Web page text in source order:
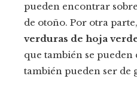
pueden encontrar
de otoño. Por otra
verduras de hoja
que también se
también pueden ser de